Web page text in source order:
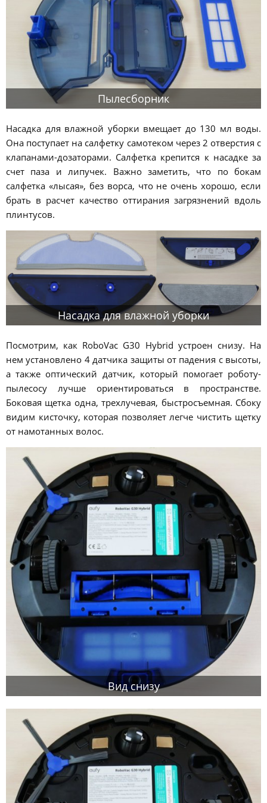
Пылесборник
Насадка для влажной уборки вмещает до 130 мл воды.
Она поступает на салфетку самотеком через 2 отверстия с
клапанами-дозаторами. Салфетка крепится к насадке за
счет паза и липучек. Важно заметить, что по бокам
салфетка «лысая», без ворса, что не очень хорошо, если
брать в расчет качество оттирания загрязнений вдоль
плинтусов.
Насадка для влажной уборки
Посмотрим, как RoboVac G30 Hybrid устроен снизу. На
нем установлено 4 датчика защиты от падения с высоты,
а также оптический датчик, который помогает роботу-
пылесосу лучше ориентироваться в пространстве.
Боковая щетка одна, трехлучевая, быстросъемная. Сбоку
видим кисточку, которая позволяет легче чистить щетку
от намотанных волос.
Вид снизу